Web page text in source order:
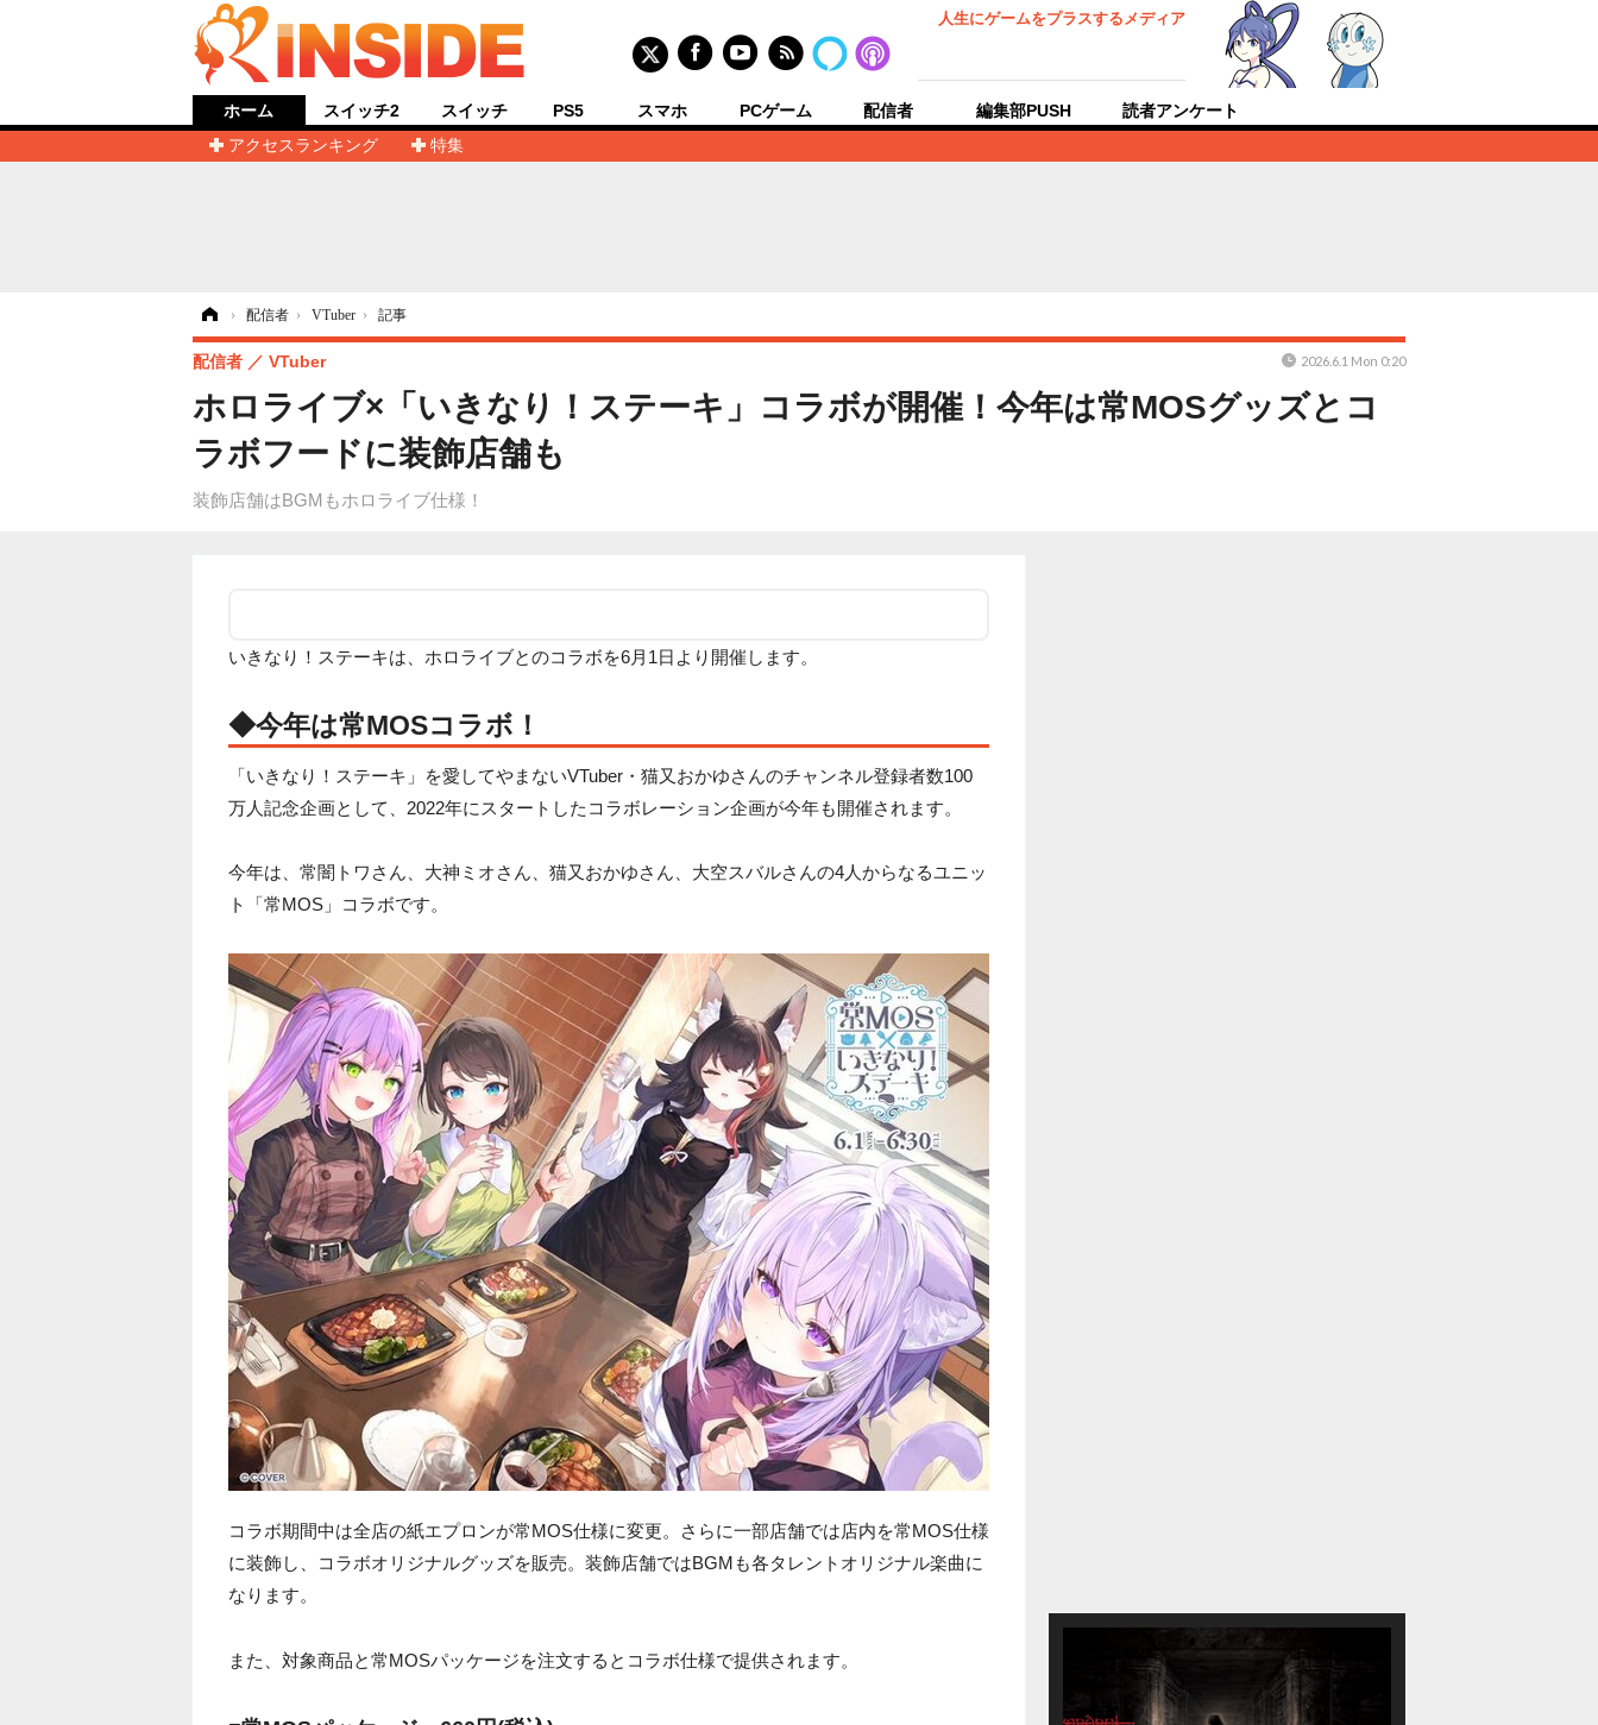
人生にゲームをプラスするメディア
ホーム
アクセスランキング
特集
スイッチ2 スイッチ PS5 スマホ PCゲーム 配信者 編集部PUSH 読者アンケート
› 配信者 › VTuber › 記事
ホロライブ×「いきなり！ステーキ」コラボが開催！今年は常MOSグッズとコ
ラボフードに装飾店舗も
装飾店舗はBGMもホロライブ仕様！
配信者 VTuber 2026.6.1 Mon 0:20
いきなり！ステーキは、ホロライブとのコラボを6月1日より開催します。
◆今年は常MOSコラボ！
「いきなり！ステーキ」を愛してやまないVTuber・猫又おかゆさんのチャンネル登録者数100
万人記念企画として、2022年にスタートしたコラボレーション企画が今年も開催されます。
今年は、常闇トワさん、大神ミオさん、猫又おかゆさん、大空スバルさんの4人からなるユニッ
ト「常MOS」コラボです。
コラボ期間中は全店の紙エプロンが常MOS仕様に変更。さらに一部店舗では店内を常MOS仕様
に装飾し、コラボオリジナルグッズを販売。装飾店舗ではBGMも各タレントオリジナル楽曲に
なります。
また、対象商品と常MOSパッケージを注文するとコラボ仕様で提供されます。